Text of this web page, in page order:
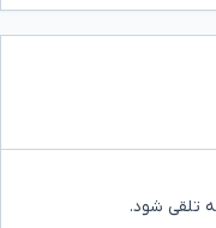
تلقی شود.